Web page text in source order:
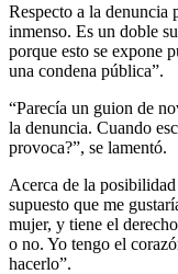
Respecto a la denuncia
inmenso. Es un doble
porque esto se expone
una condena pública”.
“Parecía un guion de
la denuncia. Cuando
provoca?”, se lamentó.
Acerca de la
supuesto que me
mujer, y tiene el
o no. Yo tengo el
hacerlo”.